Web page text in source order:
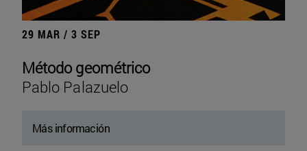
29 MAR / 3 SEP
Método geométrico
Pablo Palazuelo
Más información